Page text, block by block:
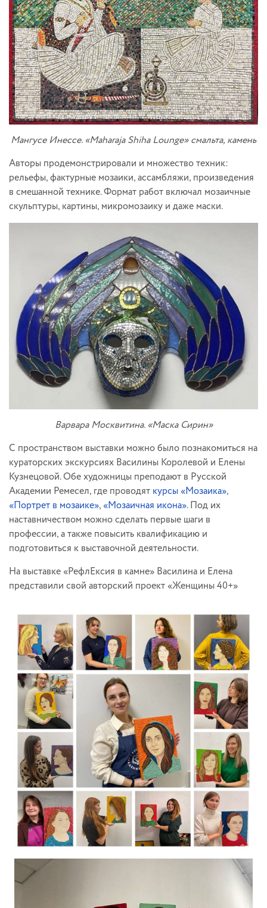
Мангусе Инессе. «Maharaja Shiha Lounge» смальта, камень
Авторы продемонстрировали и множество техник:
рельефы, фактурные мозаики, ассамбляжи, произведения
в смешанной технике. Формат работ включал мозаичные
скульптуры, картины, микромозаику и даже маски.
Варвара Москвитина. «Маска Сирин»
С пространством выставки можно было познакомиться на
кураторских экскурсиях Василины Королевой и Елены
Кузнецовой. Обе художницы преподают в Русской
Академии Ремесел, где проводят курсы «Мозаика»,
«Портрет в мозаике»,«Мозаичная икона». Под их
наставничеством можно сделать первые шаги в
профессии, а также повысить квалификацию и
подготовиться к выставочной деятельности.
На выставке «РефлЕксия в камне» Василина и Елена
представили свой авторский проект «Женщины 40+»